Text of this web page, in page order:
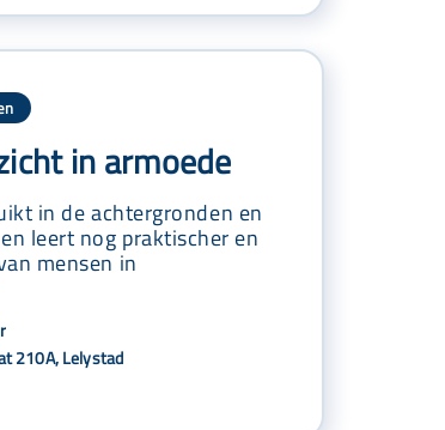
in armoede
in de achtergronden en
leert nog praktischer en
mensen in
210A, Lelystad